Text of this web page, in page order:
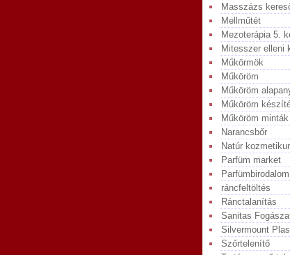
Masszázs
Mellműtét
Mezoterápia 5.
Mitesszer elleni
Műkörmök
Műköröm
Műköröm
Műköröm
Műköröm minták
Narancsbőr
Natúr
Parfüm market
Parfümbirodalom
ráncfeltöltés
Ránctalanítás
Sanitas
Silvermount
Szőrtelenítő